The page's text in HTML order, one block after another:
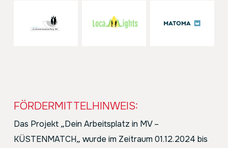
FÖRDERMITTELHINWEIS:
Das Projekt „Dein Arbeitsplatz in MV –
KÜSTENMATCH„ wurde im Zeitraum 01.12.2024 bis